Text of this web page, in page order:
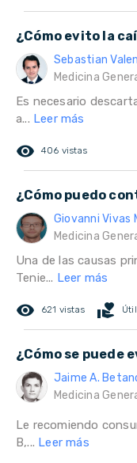
¿Cómo evito la
Sebastian
Medicina
Es necesario
a... Leer más
remove_red_eye 406 vistas
¿Cómo puedo
Giovanni Vivas
Medicina
Una de las causas
Tenie... Leer más
remove_red_eye 621 vistas volunteer_activism
¿Cómo se puede
Jaime A.
Medicina
Le recomiendo
B,... Leer más